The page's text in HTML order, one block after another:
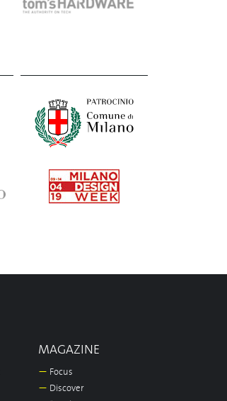
MAGAZINE
— Focus
— Discover